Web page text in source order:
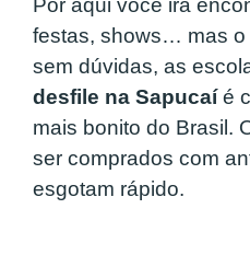
Por aqui você irá
festas, shows… mas o
sem dúvidas, as
desfile na Sapucaíé
mais bonito do Brasil.
ser comprados com
esgotam rápido.